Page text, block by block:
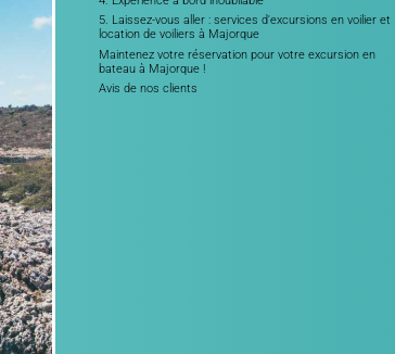
5. Laissez-vous aller : services d'excursions en voilier et
location de voiliers à Majorque
Maintenez votre réservation pour votre excursion en
bateau à Majorque !
Avis de nos clients